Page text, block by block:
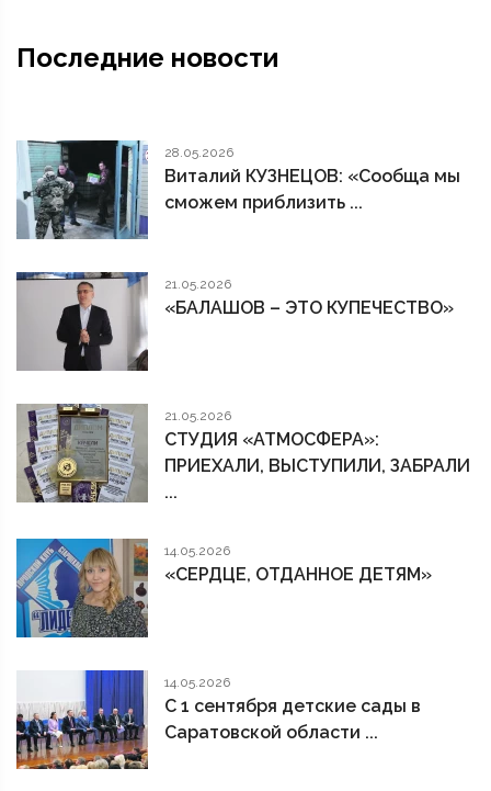
Последние новости
28.05.2026
Виталий КУЗНЕЦОВ: «Сообща мы
сможем приблизить ...
21.05.2026
«БАЛАШОВ – ЭТО КУПЕЧЕСТВО»
21.05.2026
СТУДИЯ «АТМОСФЕРА»:
ПРИЕХАЛИ, ВЫСТУПИЛИ, ЗАБРАЛИ
...
14.05.2026
«СЕРДЦЕ, ОТДАННОЕ ДЕТЯМ»
14.05.2026
С 1 сентября детские сады в
Саратовской области ...